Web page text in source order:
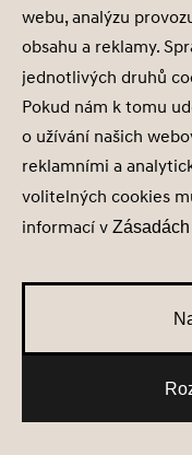
Nové skladové vozy
webu, analýzu
obsahu a reklamy.
jednotlivých druhů
Pokud nám k tomu
o užívání našich
reklamními a
volitelných cookies
informací v